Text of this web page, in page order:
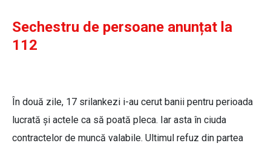
Sechestru de persoane anunțat la
112
În două zile, 17 srilankezi i-au cerut banii pentru perioada
lucrată și actele ca să poată pleca. Iar asta în ciuda
contractelor de muncă valabile. Ultimul refuz din partea